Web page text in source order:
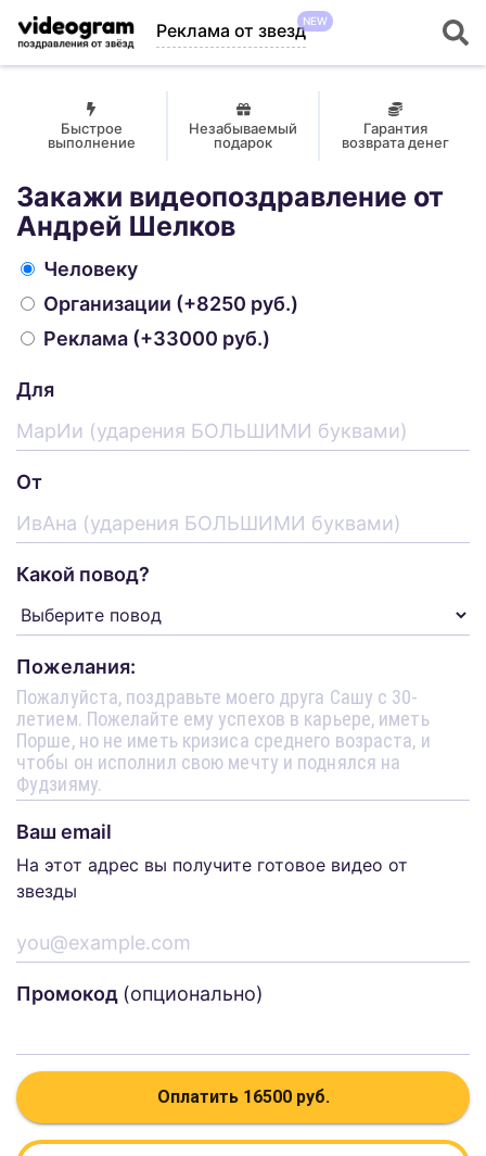
Реклама от звездNEW
Быстрое
выполнение
Незабываемый
подарок
Гарантия
возврата денег
Закажи видеопоздравление от
Андрей Шелков
Человеку
Организации (+8250 руб.)
Реклама (+33000 руб.)
Для
От
Какой повод?
Пожелания:
Ваш email
На этот адрес вы получите готовое видео от
звезды
Промокод (опционально)
Оплатить 16500руб.